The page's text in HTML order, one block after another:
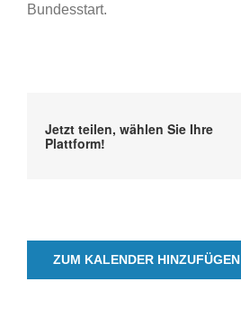
Bundesstart.
Jetzt teilen, wählen Sie Ihre
Plattform!
ZUM KALENDER HINZUFÜGEN